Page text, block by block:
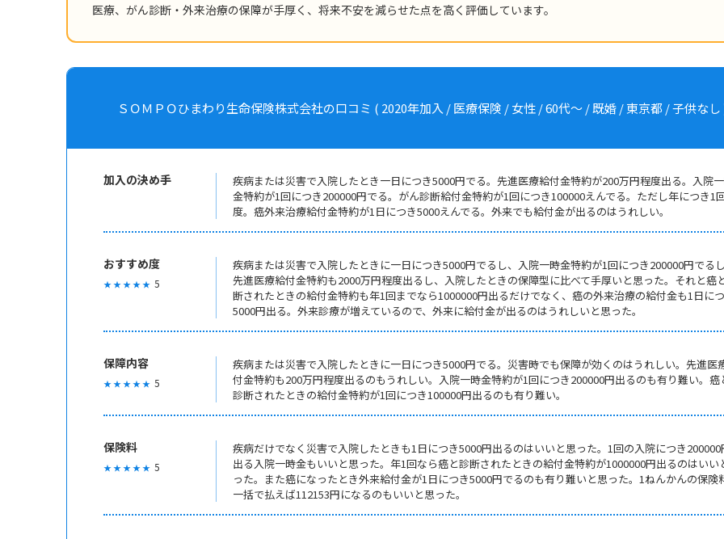
医療、がん診断・外来治療の保障が手厚く、将来不安を減らせた点を高く評価しています。
ＳＯＭＰＯひまわり生命保険株式会社の口コミ ( 2020年加入 / 医療保険 / 女性 / 60代～ / 既婚 / 東京都 / 子供なし
加入の決め手
疾病または災害で入院したとき一日につき5000円でる。先進医療給付金特約が200万円程度出る。入院
金特約が1回につき200000円でる。がん診断給付金特約が1回につき100000えんでる。ただし年につき1
度。癌外来治療給付金特約が1日につき5000えんでる。外来でも給付金が出るのはうれしい。
おすすめ度
★ ★ ★ ★ ★ 5
疾病または災害で入院したときに一日につき5000円でるし、入院一時金特約が1回につき200000円でるし
先進医療給付金特約も2000万円程度出るし、入院したときの保障型に比べて手厚いと思った。それと癌
断されたときの給付金特約も年1回までなら1000000円出るだけでなく、癌の外来治療の給付金も1日に
5000円出る。外来診療が増えているので、外来に給付金が出るのはうれしいと思った。
保障内容
★ ★ ★ ★ ★ 5
疾病または災害で入院したときに一日につき5000円でる。災害時でも保障が効くのはうれしい。先進医
付金特約も200万円程度出るのもうれしい。入院一時金特約が1回につき200000円出るのも有り難い。癌
診断されたときの給付金特約が1回につき100000円出るのも有り難い。
保険料
★ ★ ★ ★ ★ 5
疾病だけでなく災害で入院したときも1日につき5000円出るのはいいと思った。1回の入院につき200000
出る入院一時金もいいと思った。年1回なら癌と診断されたときの給付金特約が1000000円出るのはいい
った。また癌になったとき外来給付金が1日につき5000円でるのも有り難いと思った。1ねんかんの保険
一括で払えば112153円になるのもいいと思った。